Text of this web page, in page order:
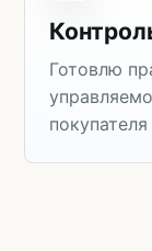
Готовлю